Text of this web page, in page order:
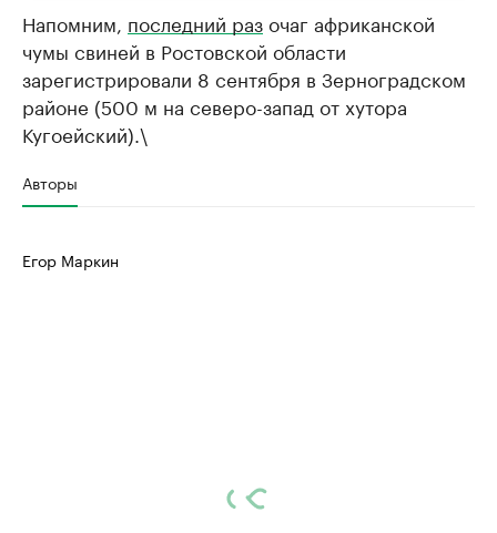
Напомним, последний разочаг африканской
чумы свиней в Ростовской области
зарегистрировали 8 сентября в Зерноградском
районе (500 м на северо-запад от хутора
Кугоейский).\
Авторы
Егор Маркин